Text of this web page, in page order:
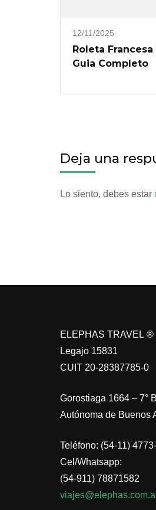
12/11/2025
Roleta
Guia Completo
Deja una
Lo siento, debes estar
ELEPHAS TRAVEL ®
Legajo 15831
CUIT 20-28387785-0
Gorostiaga 1664 – 7°
Autónoma de Buenos
Teléfono: (54-11)
Cel/Whatsapp:
(54-911) 78871582